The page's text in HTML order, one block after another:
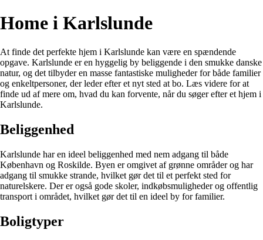
Home i Karlslunde
At finde det perfekte hjem i Karlslunde kan være en spændende
opgave. Karlslunde er en hyggelig by beliggende i den smukke danske
natur, og det tilbyder en masse fantastiske muligheder for både familier
og enkeltpersoner, der leder efter et nyt sted at bo. Læs videre for at
finde ud af mere om, hvad du kan forvente, når du søger efter et hjem i
Karlslunde.
Beliggenhed
Karlslunde har en ideel beliggenhed med nem adgang til både
København og Roskilde. Byen er omgivet af grønne områder og har
adgang til smukke strande, hvilket gør det til et perfekt sted for
naturelskere. Der er også gode skoler, indkøbsmuligheder og offentlig
transport i området, hvilket gør det til en ideel by for familier.
Boligtyper